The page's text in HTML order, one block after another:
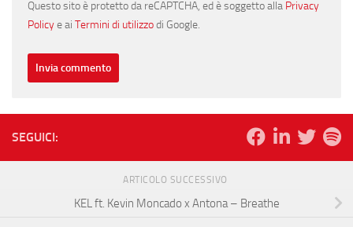
Questo sito è protetto da reCAPTCHA, ed è soggetto alla Privacy
Policye ai Termini di utilizzodi Google.
SEGUICI:
ARTICOLO SUCCESSIVO
KEL ft. Kevin Moncado x Antona – Breathe